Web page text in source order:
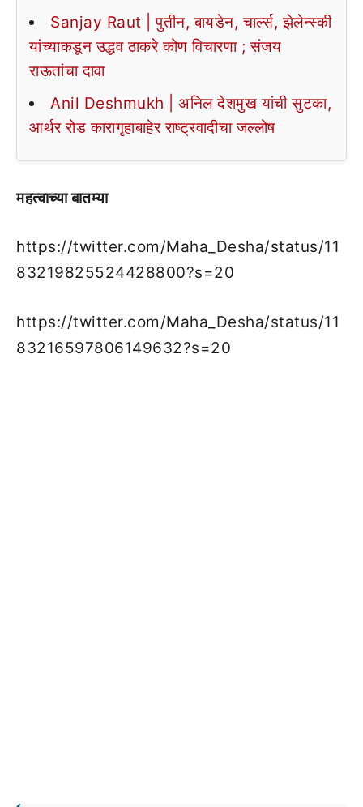
Sanjay Raut | पुतीन, बायडेन, चार्ल्स, झेलेन्स्की
यांच्याकडून उद्धव ठाकरे कोण विचारणा ; संजय
राऊतांचा दावा
Anil Deshmukh | अनिल देशमुख यांची सुटका,
आर्थर रोड कारागृहाबाहेर राष्ट्रवादीचा जल्लोष
महत्वाच्या बातम्या
https://twitter.com/Maha_Desha/status/11
83219825524428800?s=20
https://twitter.com/Maha_Desha/status/11
83216597806149632?s=20